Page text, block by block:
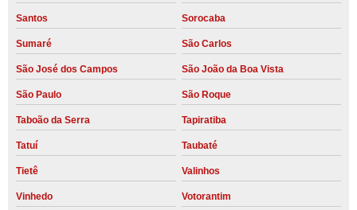
Santos Sorocaba
Sumaré São Carlos
São José dos Campos São João da Boa Vista
São Paulo São Roque
Taboão da Serra Tapiratiba
Tatuí Taubaté
Tietê Valinhos
Vinhedo
Votorantim